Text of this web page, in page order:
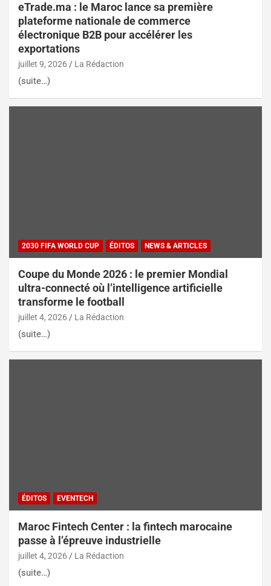
eTrade.ma : le Maroc lance sa première
plateforme nationale de commerce
électronique B2B pour accélérer les
exportations
juillet 9, 2026 La Rédaction
(suite…)
2030 FIFA WORLD CUP ÉDITOS NEWS & ARTICLES
Coupe du Monde 2026 : le premier Mondial
ultra-connecté où l’intelligence artificielle
transforme le football
juillet 4, 2026 La Rédaction
(suite…)
ÉDITOS EVENTECH
Maroc Fintech Center : la fintech marocaine
passe à l’épreuve industrielle
juillet 4, 2026 La Rédaction
(suite…)